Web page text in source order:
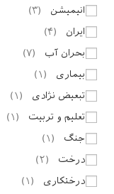
انیمیشن
(۳)
ایران
(۴)
بحران آب
(۷)
بیماری
( ۱ )
تبعیض نژادی
( ۱ )
تعلیم و تربیت
( ۱ )
جنگ
( ۱ )
درخت
(۲)
درختکاری
( ۱ )